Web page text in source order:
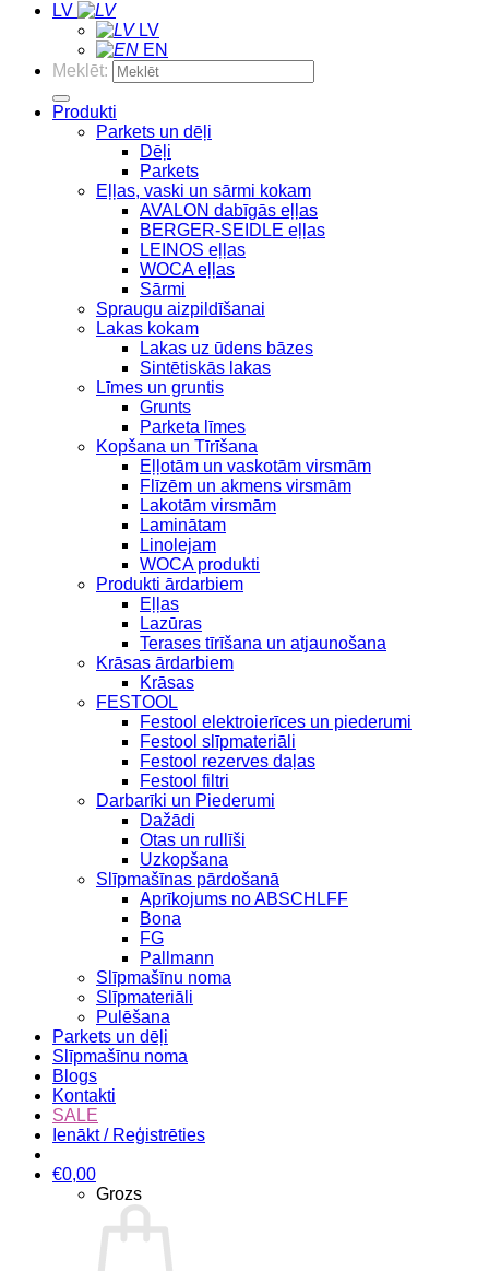
LV
LV
EN
Meklēt:
Produkti
Parkets un dēļi
Dēļi
Parkets
Eļļas, vaski un sārmi kokam
AVALON dabīgās eļļas
BERGER-SEIDLE eļļas
LEINOS eļļas
WOCA eļļas
Sārmi
Spraugu aizpildīšanai
Lakas kokam
Lakas uz ūdens bāzes
Sintētiskās lakas
Līmes un gruntis
Grunts
Parketa līmes
Kopšana un Tīrīšana
Eļļotām un vaskotām virsmām
Flīzēm un akmens virsmām
Lakotām virsmām
Laminātam
Linolejam
WOCA produkti
Produkti ārdarbiem
Eļļas
Lazūras
Terases tīrīšana un atjaunošana
Krāsas ārdarbiem
Krāsas
FESTOOL
Festool elektroierīces un piederumi
Festool slīpmateriāli
Festool rezerves daļas
Festool filtri
Darbarīki un Piederumi
Dažādi
Otas un rullīši
Uzkopšana
Slīpmašīnas pārdošanā
Aprīkojums no ABSCHLFF
Bona
FG
Pallmann
Slīpmašīnu noma
Slīpmateriāli
Pulēšana
Parkets un dēļi
Slīpmašīnu noma
Blogs
Kontakti
SALE
Ienākt / Reģistrēties
€0,00
Grozs